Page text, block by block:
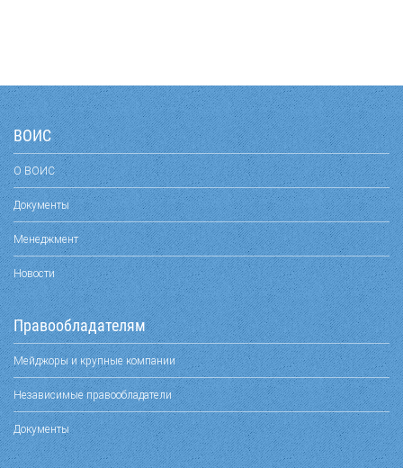
ВОИС
О ВОИС
Документы
Менеджмент
Новости
Правообладателям
Мейджоры и крупные компании
Независимые правообладатели
Документы